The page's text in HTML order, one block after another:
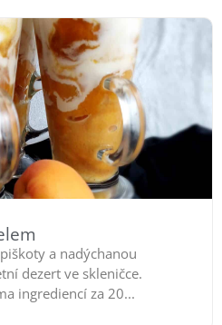
a nadýchanou
dezert ve skleničce.
ingrediencí za 20...